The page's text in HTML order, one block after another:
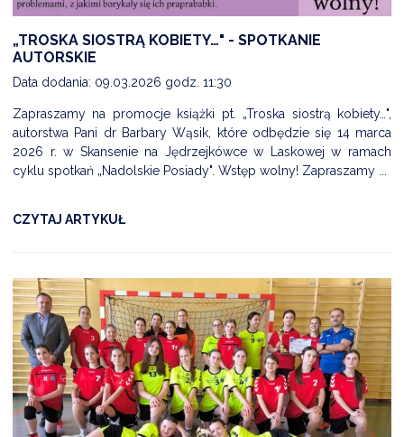
„TROSKA SIOSTRĄ KOBIETY…" - SPOTKANIE
AUTORSKIE
Data dodania: 09.03.2026 godz. 11:30
Zapraszamy na promocje książki pt. „Troska siostrą kobiety…",
autorstwa Pani dr Barbary Wąsik, które odbędzie się 14 marca
2026 r. w Skansenie na Jędrzejkówce w Laskowej w ramach
cyklu spotkań „Nadolskie Posiady". Wstęp wolny! Zapraszamy ...
CZYTAJ ARTYKUŁ